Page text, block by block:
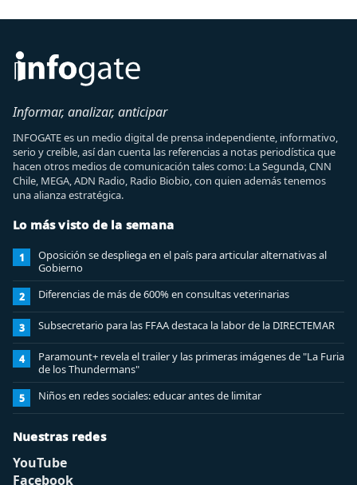
Informar, analizar, anticipar
INFOGATE es un medio digital de prensa independiente, informativo,
serio y creíble, así dan cuenta las referencias a notas periodística que
hacen otros medios de comunicación tales como: La Segunda, CNN
Chile, MEGA, ADN Radio, Radio Biobio, con quien además tenemos
una alianza estratégica.
Lo más visto de la semana
1
Oposición se despliega en el país para articular alternativas al
Gobierno
2 Diferencias de más de 600% en consultas veterinarias
3 Subsecretario para las FFAA destaca la labor de la DIRECTEMAR
4
Paramount+ revela el trailer y las primeras imágenes de "La Furia
de los Thundermans"
5 Niños en redes sociales: educar antes de limitar
Nuestras redes
YouTube
Facebook